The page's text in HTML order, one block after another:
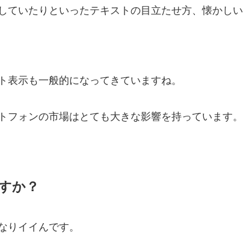
いたりといったテキストの目立たせ方、懐かしい
示も一般的になってきていますね。
ォンの市場はとても大きな影響を持っています。
か？
イイんです。